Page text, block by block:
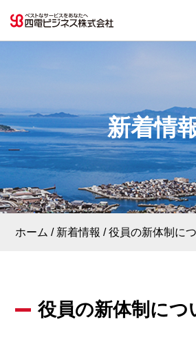
新着情
ホーム 新着情報 役員の新体制に
役員の新体制につ